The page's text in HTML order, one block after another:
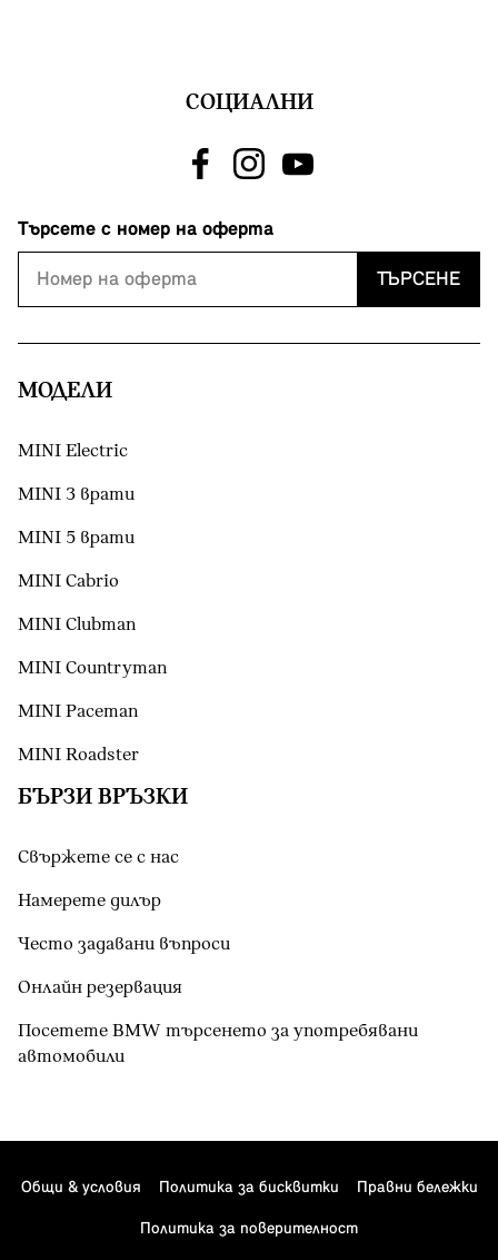
СОЦИАЛНИ
Търсете с номер на оферта
ТЪРСЕНЕ
МОДЕЛИ
MINI Electric
MINI 3 врати
MINI 5 врати
MINI Cabrio
MINI Clubman
MINI Countryman
MINI Paceman
MINI Roadster
БЪРЗИ ВРЪЗКИ
Свържете се с нас
Намерете дилър
Често задавани въпроси
Онлайн резервация
Посетете BMW търсенето за употребявани
автомобили
Общи & условия Политика за бисквитки Правни бележки
Политика за поверителност